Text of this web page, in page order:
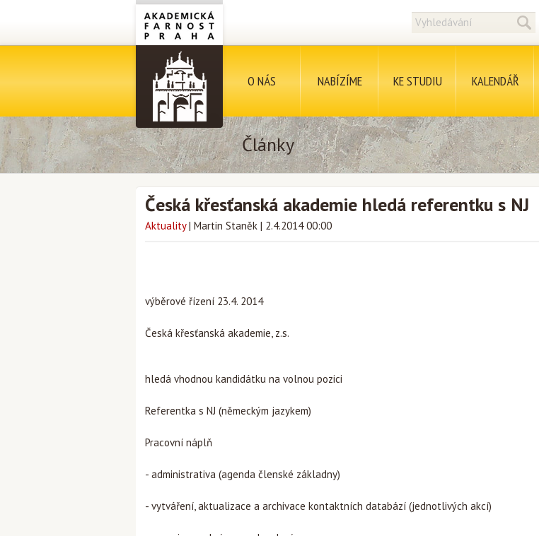
O NÁS NABÍZÍME KE STUDIU KALENDÁŘ
Články
Česká křesťanská akademie hledá referentku s NJ
Aktuality | Martin Staněk | 2.4.2014 00:00
výběrové řízení 23.4. 2014
Česká křesťanská akademie, z.s.
hledá vhodnou kandidátku na volnou pozici
Referentka s NJ (německým jazykem)
Pracovní náplň
- administrativa (agenda členské základny)
- vytváření, aktualizace a archivace kontaktních databází (jednotlivých akcí)